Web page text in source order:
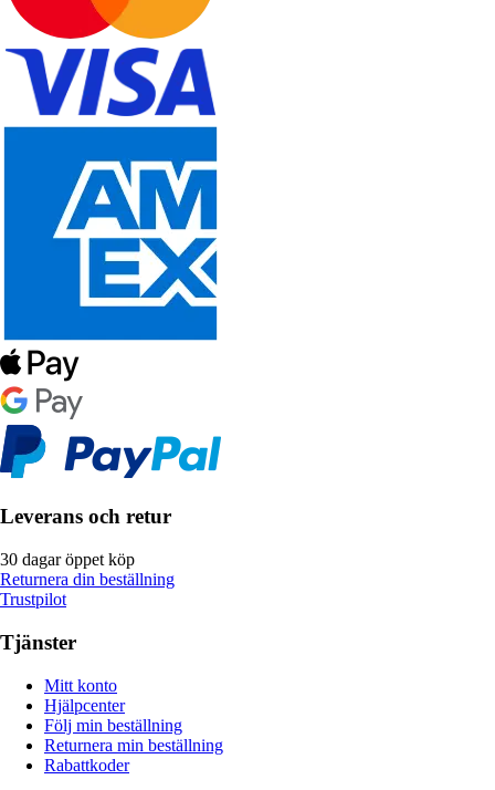
Leverans och retur
30 dagar öppet köp
Returnera din beställning
Trustpilot
Tjänster
Mitt konto
Hjälpcenter
Följ min beställning
Returnera min beställning
Rabattkoder